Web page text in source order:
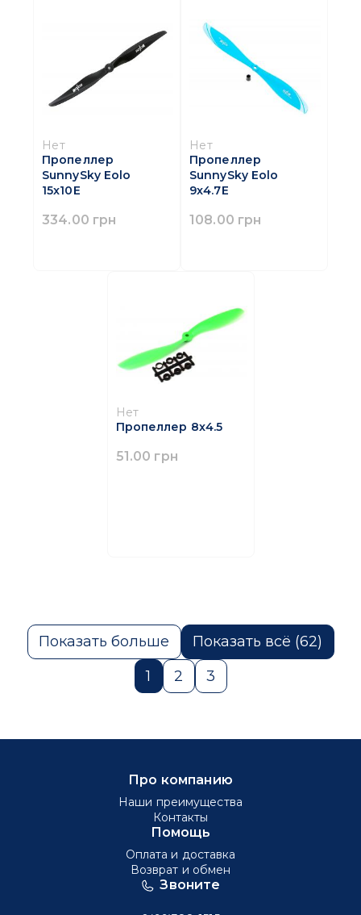
Нет
Пропеллер
SunnySky Eolo
15x10E
334.00 грн
Нет
Пропеллер
SunnySky Eolo
9x4.7E
108.00 грн
Нет
Пропеллер 8x4.5
51.00 грн
Показать больше
1
2 3
Показать всё (62)
Звоните
Про компанию
Наши преимущества
Контакты
Помощь
Оплата и доставка
Возврат и обмен